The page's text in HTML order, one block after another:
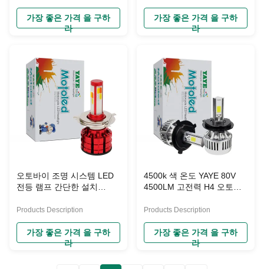
Motorcycle Fan Cooling
Headlight Products Description
가장 좋은 가격 을 구하
라
LED Chip Motorcycle Headlight
with Copper Strip Products
Description
가장 좋은 가격 을 구하
라
오토바이 조명 시스템 LED
전등 램프 간단한 설치
Products Description
가장 좋은 가격 을 구하
라
4500k 색 온도 YAYE 80V
4500LM 고전력 H4 오토바
Products Description
가장 좋은 가격 을 구하
라